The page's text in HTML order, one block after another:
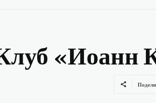
«Иоанн